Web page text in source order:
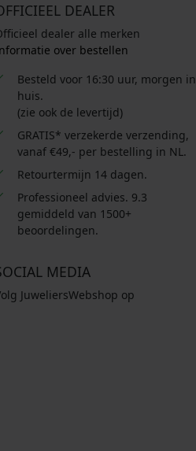
DEALER
dealer alle merken
over bestellen
Besteld voor 16:30 uur, morgen in
huis.
(zie ook de levertijd)
GRATIS* verzekerde verzending,
vanaf €49,- per bestelling in NL.
Retourtermijn 14 dagen.
Professioneel advies. 9.3
gemiddeld van 1500+
beoordelingen.
MEDIA
JuweliersWebshop op